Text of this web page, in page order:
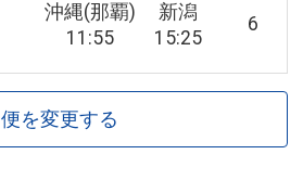
沖縄(那覇)
11:55
新潟
15:25
6
便を変更する